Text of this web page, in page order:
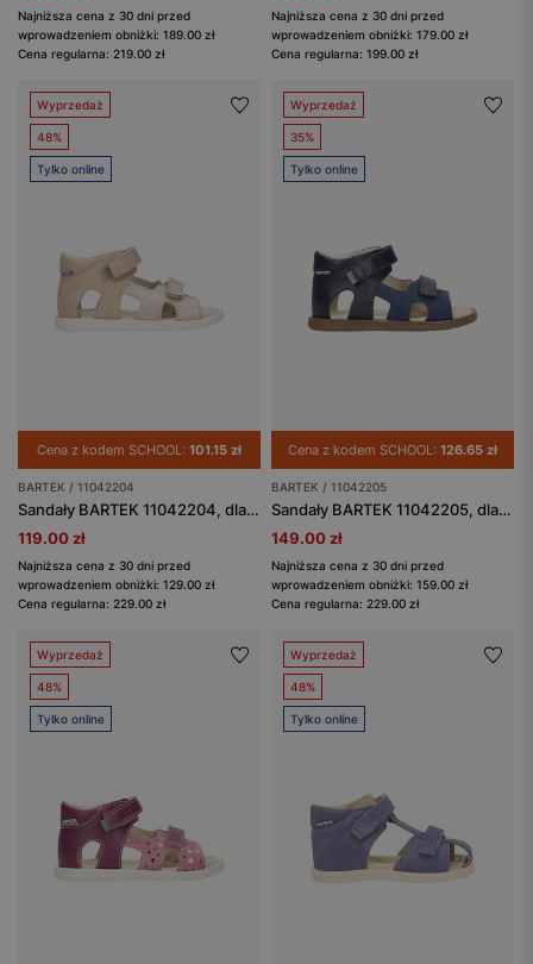
Najniższa cena z 30 dni przed
wprowadzeniem obniżki: 189.00 zł
Cena regularna: 219.00 zł
Najniższa cena z 30 dni przed
wprowadzeniem obniżki: 179.00 zł
Cena regularna: 199.00 zł
Wyprzedaż
48%
Tylko online
Cena z kodem SCHOOL: 101.15 zł
BARTEK / 11042204
Sandały BARTEK 11042204, dla dziewcząt, beżowo-złoty
119.00 zł
Najniższa cena z 30 dni przed
wprowadzeniem obniżki: 129.00 zł
Cena regularna: 229.00 zł
Wyprzedaż
35%
Tylko online
Cena z kodem SCHOOL: 126.65 zł
BARTEK / 11042205
Sandały BARTEK 11042205, dla chłopców, granatowy
149.00 zł
Najniższa cena z 30 dni przed
wprowadzeniem obniżki: 159.00 zł
Cena regularna: 229.00 zł
Wyprzedaż
48%
Tylko online
Wyprzedaż
48%
Tylko online